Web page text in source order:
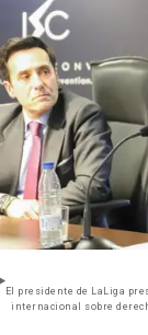
El presidente de LaLiga
internacional sobre